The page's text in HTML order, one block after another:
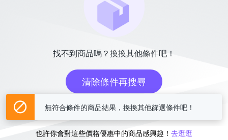
找不到商品嗎？換換其他條件吧！
清除條件再搜尋
或
也許你會對這些價格優惠中的商品感興趣！ 去逛逛
無符合條件的商品結果，換換其他篩選條件吧！